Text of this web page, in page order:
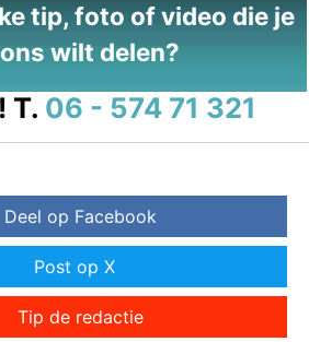
tip, foto of video die je
wilt delen?
T. 06 - 574 71 321
Deel op Facebook
Post op X
Tip de redactie